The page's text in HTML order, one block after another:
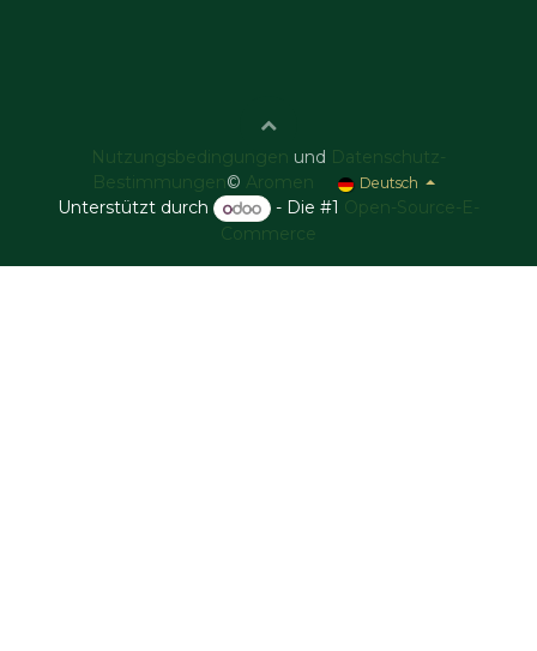
Nutzungsbedingungen und Datenschutz-
Bestimmungen © Aromen Deutsch
Unterstützt durch - Die #1 Open-Source-E-
Commerce